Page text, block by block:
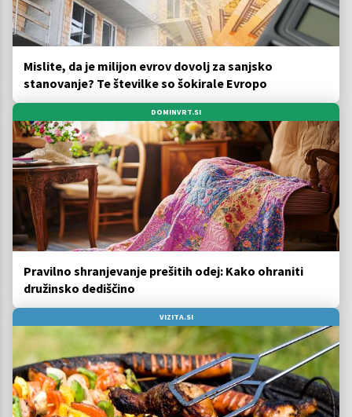
Mislite, da je milijon evrov dovolj za sanjsko
stanovanje? Te številke so šokirale Evropo
DOMINVRT.SI
Pravilno shranjevanje prešitih odej: Kako ohraniti
družinsko dediščino
VIZITA.SI